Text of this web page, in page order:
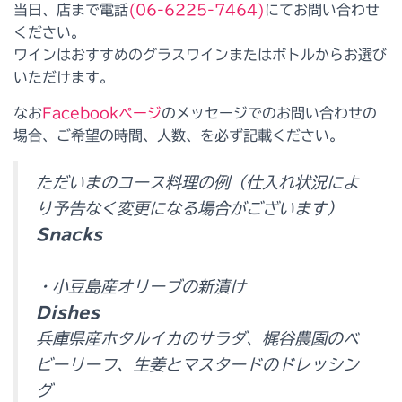
当日、店まで電話(06-6225-7464) にてお問い合わせ
ください。
ワインはおすすめのグラスワインまたはボトルからお選び
いただけます。
なお Facebookページのメッセージでのお問い合わせの
場合、ご希望の時間、人数、を必ず記載ください。
ただいまのコース料理の例（仕入れ状況によ
り予告なく変更になる場合がございます）
Snacks
・小豆島産オリーブの新漬け
Dishes
兵庫県産ホタルイカのサラダ、梶谷農園のベ
ビーリーフ、生姜とマスタードのドレッシン
グ